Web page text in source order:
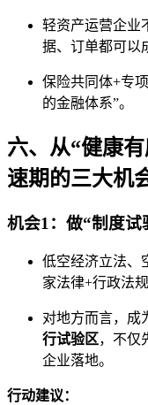
轻资产运营企业
据、订单都可以
保险共同体+专
的金融体系”。
六、从“健康
速期的三大机
机会1：做“制度试
低空经济立法、
家法律+行政法
对地方而言，成
行试验区，不仅
企业落地。
行动建议：